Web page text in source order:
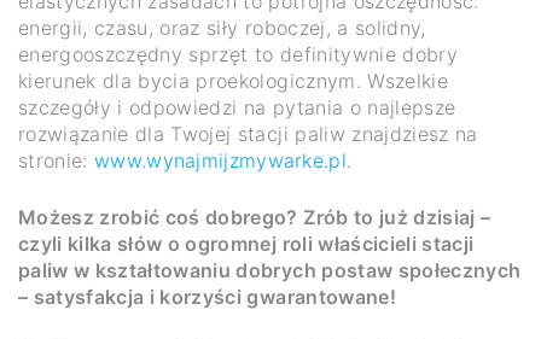
energii, czasu, oraz siły roboczej, a solidny,
energooszczędny sprzęt to definitywnie dobry
kierunek dla bycia proekologicznym. Wszelkie
szczegóły i odpowiedzi na pytania o najlepsze
rozwiązanie dla Twojej stacji paliw znajdziesz na
stronie:www.wynajmijzmywarke.pl.
Możesz zrobić coś dobrego? Zrób to już dzisiaj –
czyli kilka słów o ogromnej roli właścicieli stacji
paliw w kształtowaniu dobrych postaw społecznych
– satysfakcja i korzyści gwarantowane!